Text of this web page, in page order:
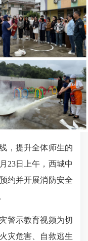
，提升全体师生的
23日上午，西城中
约并开展消防安全
警示教育视频为切
灾危害、自救逃生